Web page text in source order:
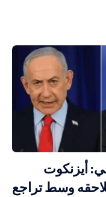
أيزنكوت
وسط تراجع